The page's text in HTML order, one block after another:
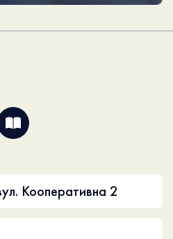
Кооперативна 2